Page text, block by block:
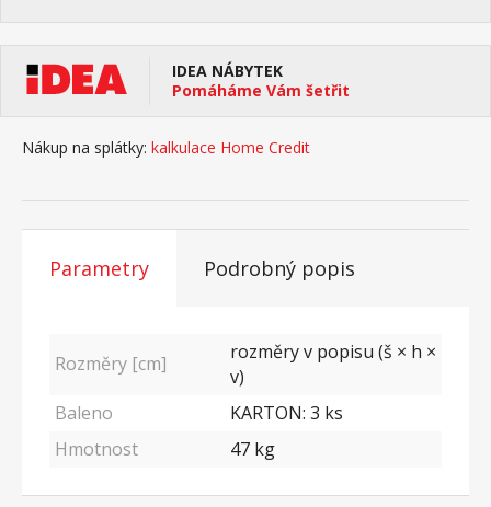
IDEA NÁBYTEK
Pomáháme Vám šetřit
Nákup na splátky: kalkulace Home Credit
Parametry Podrobný popis
Rozměry [cm]
rozměry v popisu (š × h ×
v)
Baleno
KARTON: 3 ks
Hmotnost
47 kg